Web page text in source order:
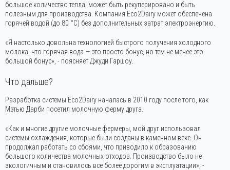
большое количество тепла, может быть рекуперировано и быть
полезным для производства. Компания Eco2Dairy может обеспечена
горячей водой (до 80 °C) без дополнительных затрат электроэнергию.
«Я настолько довольна технологией быстрого получения холодного
молока, что горячая вода — это просто бонус, но тем не менее это
большой бонус», - поясняет Джуди Гаршоу.
Что дальше?
Разработка системы Eco2Dairy началась в 2010 году после того, как
Мэтью Дарби посетил молочную ферму друга.
«Как и многие другие молочные фермеры, мой друг использовал
системы охлаждения, которые были созданы в каменном веке. Он
продолжал работать со сбоями, что приводило к образованию
большого количества молочных отходов. Производство было не
экологичным и становилось все более дорогим в эксплуатации», -